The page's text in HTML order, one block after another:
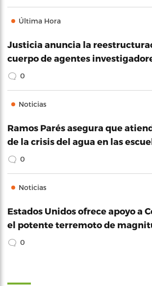
Última Hora
Justicia anuncia la
cuerpo de agentes
0
Noticias
Ramos Parés asegura que
de la crisis del agua en las
0
Noticias
Estados Unidos ofrece apoyo a
el potente terremoto de
0